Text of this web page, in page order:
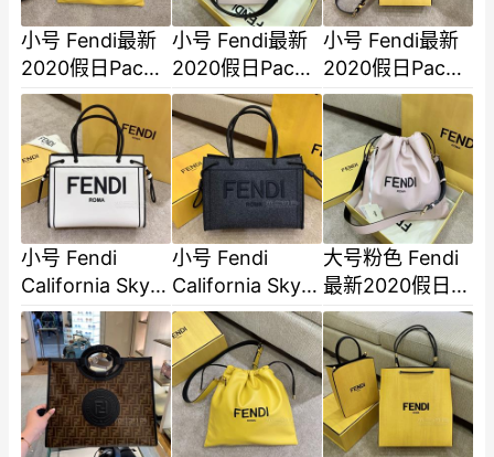
小号 Fendi最新
2020假日Pack
系列 最新抽绳小
包包可手拿可斜
挎正面点缀黑色
小号 Fendi最新
2020假日Pack
系列 以品牌经典
包装为灵感用故
意做旧的小牛
皮-2
小号 Fendi最新
2020假日Pack
系列 以品牌经典
包装为灵感用故
意做旧的小牛皮
小号 Fendi
California Sky
加州天空 漫画家
的速写时尚 规整
方正的shopp
小号 Fendi
California Sky
加州天空 漫画家
的速写时尚
shopper 托特包
大号粉色 Fendi
最新2020假日
Pack系列 最新
抽绳小包包可手
拿可斜挎正面点
缀